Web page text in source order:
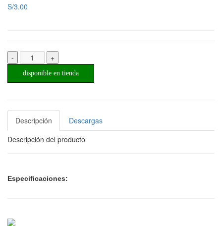
S/3.00
- +
disponible en tienda
Descripción
Descargas
Descripción del producto
Especificaciones: